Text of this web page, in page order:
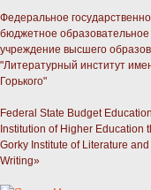
Федеральное
бюджетное образовательное
учреждение высшего
"Литературный институт
Горького"
Federal State Budget
Institution of Higher Education
Gorky Institute of Literature
Writing»